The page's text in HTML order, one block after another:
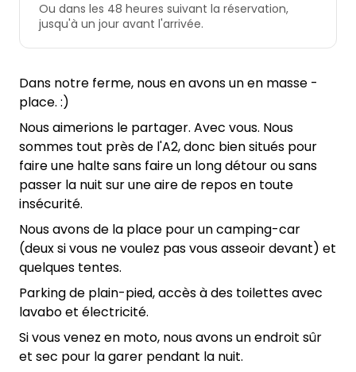
Ou dans les 48 heures suivant la réservation,
jusqu'à un jour avant l'arrivée.
Dans notre ferme, nous en avons un en masse -
place. :)
Nous aimerions le partager. Avec vous. Nous
sommes tout près de l'A2, donc bien situés pour
faire une halte sans faire un long détour ou sans
passer la nuit sur une aire de repos en toute
insécurité.
Nous avons de la place pour un camping-car
(deux si vous ne voulez pas vous asseoir devant) et
quelques tentes.
Parking de plain-pied, accès à des toilettes avec
lavabo et électricité.
Si vous venez en moto, nous avons un endroit sûr
et sec pour la garer pendant la nuit.